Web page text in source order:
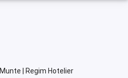
| Regim Hotelier